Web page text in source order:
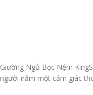
Giường Ngủ Bọc Nệm
người nằm một cảm giác